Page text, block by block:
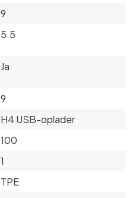
9
5.5
Ja
9
H4 USB-oplader
100
1
TPE